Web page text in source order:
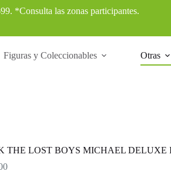
*Consulta las zonas participantes.
Figuras y Coleccionables Otras
THE LOST BOYS MICHAEL DELUXE